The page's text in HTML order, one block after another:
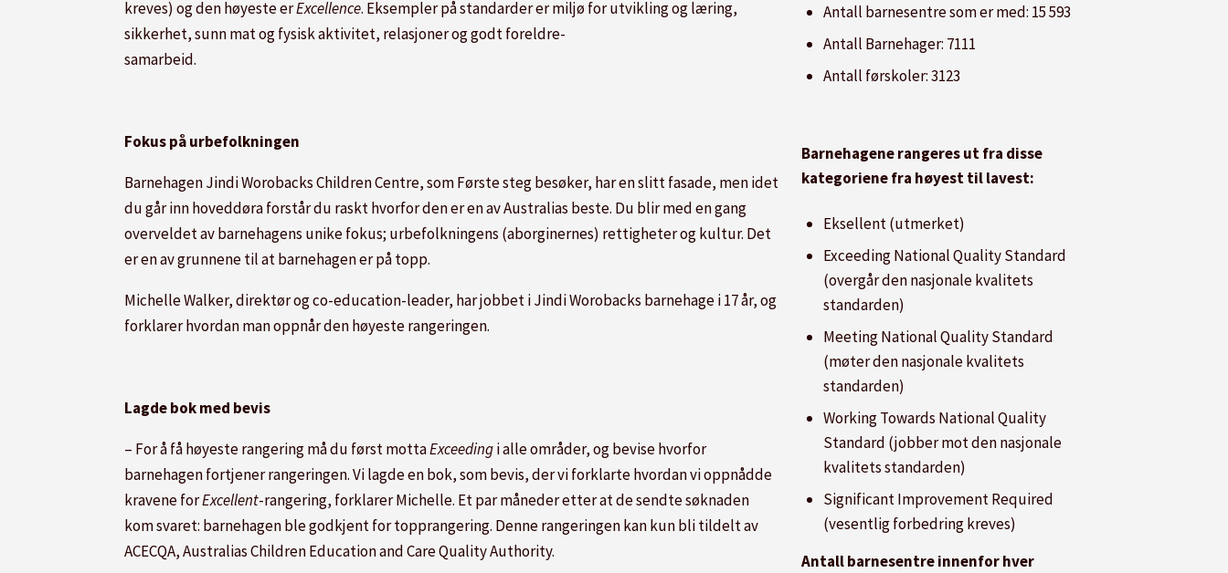
Antall barnesentre som er med: 15 593
Antall Barnehager: 7111
Antall førskoler: 3123
Barnehagene rangeres ut fra disse
kategoriene fra høyest til lavest:
Eksellent (utmerket)
Exceeding National Quality Standard
(overgår den nasjonale kvalitets
standarden)
Meeting National Quality Standard
(møter den nasjonale kvalitets
standarden)
Working Towards National Quality
Standard (jobber mot den nasjonale
kvalitets standarden)
Significant Improvement Required
(vesentlig forbedring kreves)
Antall barnesentre innenfor hver
kreves) og den høyeste erExcellence. Eksempler på standarder er miljø for utvikling og læring,
sikkerhet, sunn mat og fysisk aktivitet, relasjoner og godt foreldre-
samarbeid.
Fokus på urbefolkningen
Barnehagen Jindi Worobacks Children Centre, som Første steg besøker, har en slitt fasade, men idet
du går inn hoveddøra forstår du raskt hvorfor den er en av Australias beste. Du blir med en gang
overveldet av barnehagens unike fokus; urbefolkningens (aborginernes) rettigheter og kultur. Det
er en av grunnene til at barnehagen er på topp.
Michelle Walker, direktør og co-education-leader, har jobbet i Jindi Worobacks barnehage i 17 år, og
forklarer hvordan man oppnår den høyeste rangeringen.
Lagde bok med bevis
– For å få høyeste rangering må du først mottaExceedingi alle områder, og bevise hvorfor
barnehagen fortjener rangeringen. Vi lagde en bok, som bevis, der vi forklarte hvordan vi oppnådde
kravene forExcellent-rangering, forklarer Michelle. Et par måneder etter at de sendte søknaden
kom svaret: barnehagen ble godkjent for topprangering. Denne rangeringen kan kun bli tildelt av
ACECQA, Australias Children Education and Care Quality Authority.